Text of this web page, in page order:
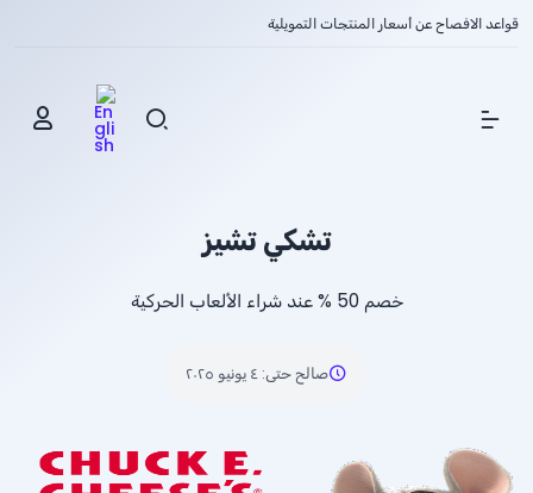
قواعد الافصاح عن أسعار المنتجات التمويلية
Show Menu
تشكي تشيز
خصم % 50عند شراء الألعاب الحركية
صالح حتى: ٤ يونيو ٢٠٢٥